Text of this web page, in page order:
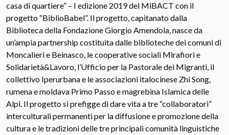
casa di quartiere” – I edizione 2019 del MiBACT con il
progetto “BiblioBabel”. Il progetto, capitanato dalla
Biblioteca della Fondazione Giorgio Amendola, nasce da
un’ampia partnership costituita dalle biblioteche dei comuni di
Moncalieri e Beinasco, le cooperative sociali Mirafiori e
Solidarietà&Lavoro, l’Ufficio per la Pastorale dei Migranti, il
collettivo Iperurbana e le associazioni italocinese Zhi Song,
rumena e moldava Primo Passo e magrebina Islamica delle
Alpi. Il progetto si prefigge di dare vita a tre “collaboratori”
interculturali permanenti per la diffusione e promozione della
cultura e le tradizioni delle tre principali comunità linguistiche